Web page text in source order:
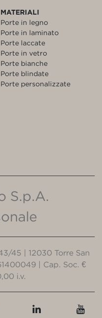
MATERIALI
Porte in legno
Porte in laminato
Porte laccate
Porte in vetro
Porte bianche
Porte blindate
Porte personalizzate
S.p.A.
45 | 12030 Torre San
| Cap. Soc. €
i.v.